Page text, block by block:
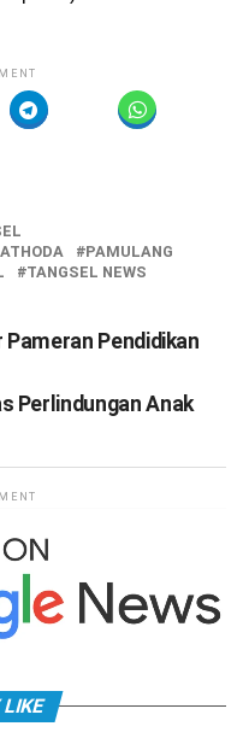
PAMULANG
TANGSEL NEWS
Pendidikan
Perlindungan Anak
LIKE